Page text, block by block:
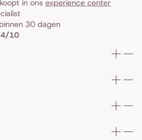
in ons experience center
binnen 30 dagen
10